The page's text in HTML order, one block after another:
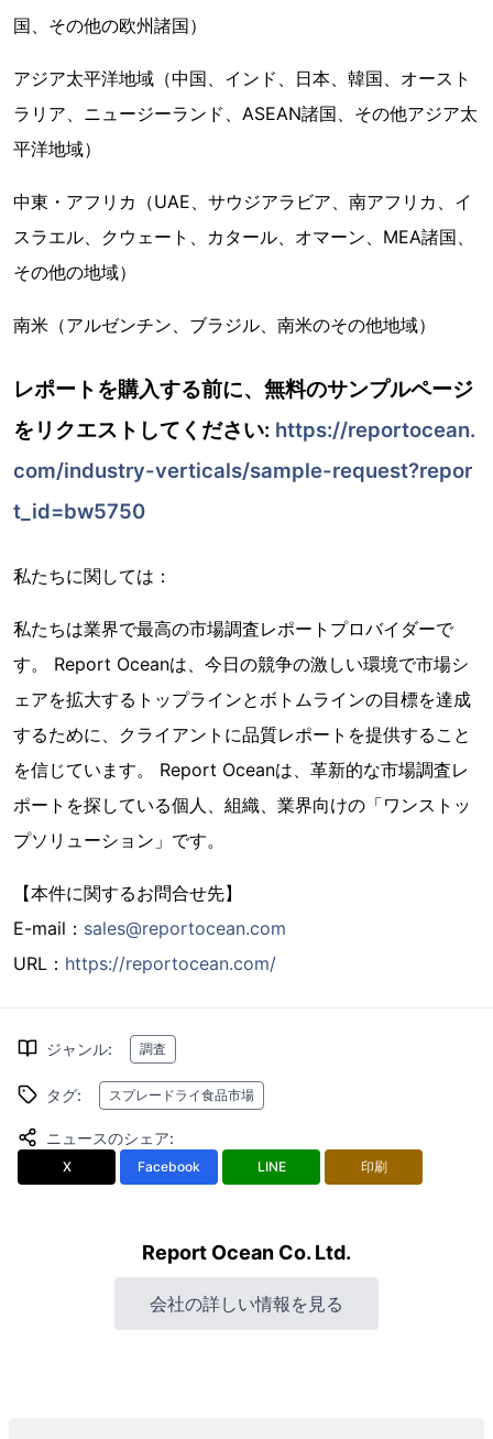
国、その他の欧州諸国）
アジア太平洋地域（中国、インド、日本、韓国、オースト
ラリア、ニュージーランド、ASEAN諸国、その他アジア太
平洋地域）
中東・アフリカ（UAE、サウジアラビア、南アフリカ、イ
スラエル、クウェート、カタール、オマーン、MEA諸国、
その他の地域）
南米（アルゼンチン、ブラジル、南米のその他地域）
レポートを購入する前に、無料のサンプルページ
をリクエストしてください: https://reportocean.
com/industry-verticals/sample-request?repor
t_id=bw5750
私たちに関しては：
私たちは業界で最高の市場調査レポートプロバイダーで
す。 Report Oceanは、今日の競争の激しい環境で市場シ
ェアを拡大するトップラインとボトムラインの目標を達成
するために、クライアントに品質レポートを提供すること
を信じています。 Report Oceanは、革新的な市場調査レ
ポートを探している個人、組織、業界向けの「ワンストッ
プソリューション」です。
【本件に関するお問合せ先】
E-mail： sales@reportocean.com
URL： https://reportocean.com/
ジャンル: 調査
タグ: スプレードライ食品市場
ニュースのシェア:
X Facebook LINE 印刷
Report Ocean Co. Ltd.
会社の詳しい情報を見る